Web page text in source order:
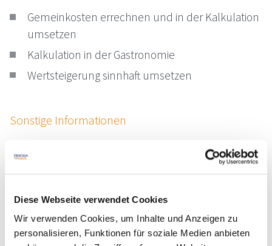
Diese Webseite verwendet Cookies
Wir verwenden Cookies, um Inhalte und Anzeigen zu
personalisieren, Funktionen für soziale Medien anbieten
Gemeinkosten errechnen und in der Kalkulation
umsetzen
Kalkulation in der Gastronomie
Wertsteigerung sinnhaft umsetzen
Sonstige Informationen
Dieser Kurs findet jeweils von 09:00 - 10:30 Uhr statt.
Armin Utz
Termine